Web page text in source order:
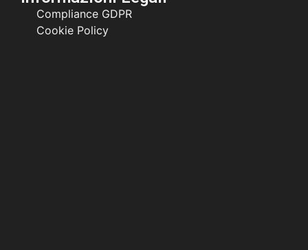
Compliance GDPR
Cookie Policy